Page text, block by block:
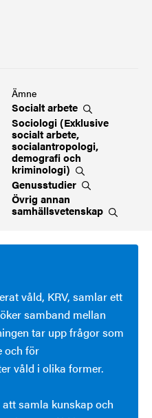
Ämne
Socialtarbete
Sociologi (Exklusive
socialt arbete,
socialantropologi,
demografi och
kriminologi)
Genusstudier
Övrig annan
samhällsvetenskap
våld, KRV, samlar ett
samband mellan
tar upp frågor som
och för
våld i olika former.
samla kunskap och